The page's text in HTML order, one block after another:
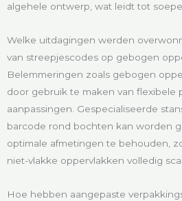
algehele ontwerp, wat leidt tot
Welke uitdagingen werden
van streepjescodes op gebogen
Belemmeringen zoals gebogen
door gebruik te maken van flexibele
aanpassingen. Gespecialiseerde
barcode rond bochten kan worden
optimale afmetingen te behouden,
niet-vlakke oppervlakken volledig
Hoe hebben aangepaste